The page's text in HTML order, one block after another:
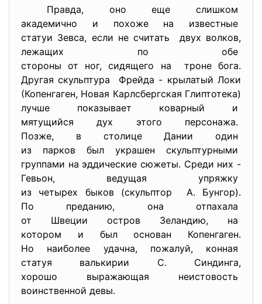
Правда, оно еще слишком
академично и похоже на известные
статуи Зевса, если не считать двух волков,
лежащих по обе
стороны от ног, сидящего на троне бога.
Другая скульптура Фрейда - крылатый Локи
(Копенгаген, Новая Карлсбергская Глиптотека)
лучше показывает коварный и
мятущийся дух этого персонажа.
Позже, в столице Дании один
из парков был украшен скульптурными
группами на эддические сюжеты. Среди них -
Гевьон, ведущая упряжку
из четырех быков (скульптор А. Бунгор).
По преданию, она отпахала
от Швеции остров Зеландию, на
котором и был основан Копенгаген.
Но наиболее удачна, пожалуй, конная
статуя валькирии С. Синдинга,
хорошо выражающая неистовость
воинственной девы.